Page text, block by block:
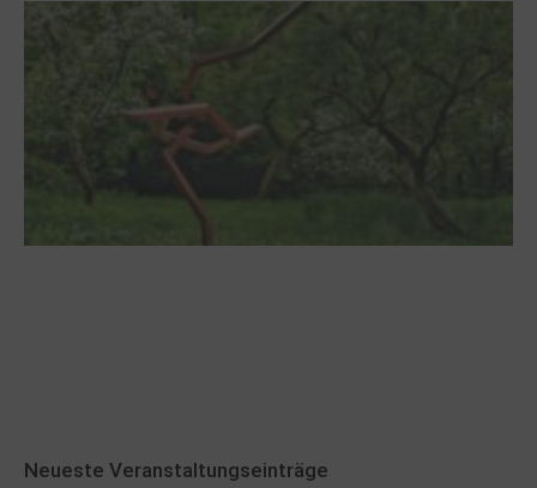
Neueste Veranstaltungseinträge